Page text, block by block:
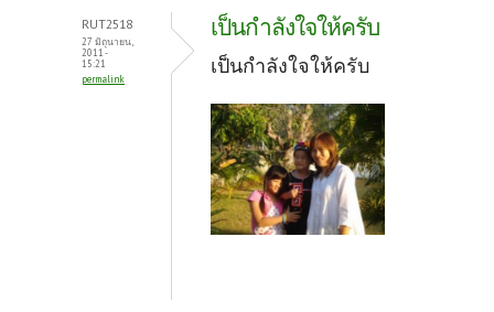
RUT2518
27 มิถุนายน,
2011 -
15:21
permalink
เป็นกำลังใจให้ครับ
เป็นกำลังใจให้ครับ